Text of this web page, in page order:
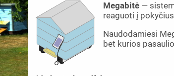
Megabitė—
reaguoti į
Naudodamiesi
bet kurios